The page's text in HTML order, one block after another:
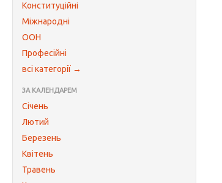
Конституційні
Міжнародні
ООН
Професійні
всі категорії →
ЗА КАЛЕНДАРЕМ
Січень
Лютий
Березень
Квітень
Травень